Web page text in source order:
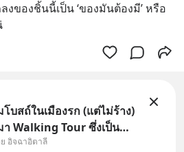
ของชิ้นนี้เป็น ‘ของมันต้องมี’ หรือ
บสถ์ในเมืองรก (แต่ไม่ร้าง)
Walking Tour ซึ่งเป็น
มสุดแสนจะโปรดปรานของ
อิจฉาอิตาลี